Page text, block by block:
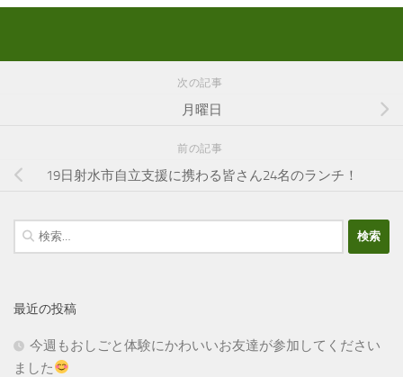
次の記事
月曜日
前の記事
19日射水市自立支援に携わる皆さん24名のランチ！
検
索:
最近の投稿
今週もおしごと体験にかわいいお友達が参加してください
ました